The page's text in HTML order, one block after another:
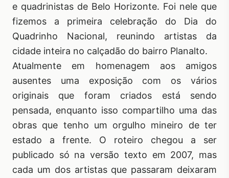
e quadrinistas de Belo Horizonte. Foi nele que
fizemos a primeira celebração do Dia do
Quadrinho Nacional, reunindo artistas da
cidade inteira no calçadão do bairro Planalto.
Atualmente em homenagem aos amigos
ausentes uma exposição com os vários
originais que foram criados está sendo
pensada, enquanto isso compartilho uma das
obras que tenho um orgulho mineiro de ter
estado a frente. O roteiro chegou a ser
publicado só na versão texto em 2007, mas
cada um dos artistas que passaram deixaram